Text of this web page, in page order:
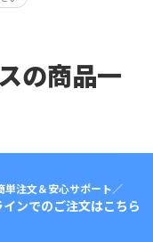
の商品一
ッズを作りたい/記念品を作りたい/
単注文＆安心サポート／
ンでのご注文はこちら